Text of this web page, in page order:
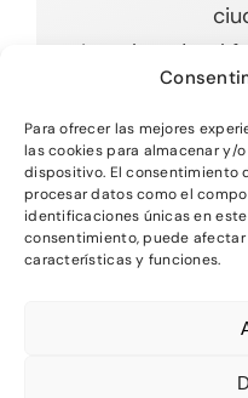
Para ofrecer las mejores
las cookies para almacenar y/
dispositivo. El consentimiento
procesar datos como el
identificaciones únicas en
consentimiento, puede
características y funciones.
Impulsando el
Toggle
Navigation
Inicio
Aviso